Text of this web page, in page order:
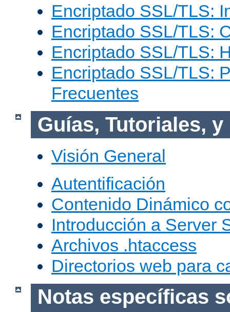
Encriptado SSL/TLS:
Encriptado SSL/TLS:
Encriptado SSL/TLS:
Encriptado SSL/TLS:
Frecuentes
Guías, Tutoriales, y
Visión General
Autentificación
Contenido Dinámico
Introducción a Server
Archivos .htaccess
Directorios web para
Notas específicas